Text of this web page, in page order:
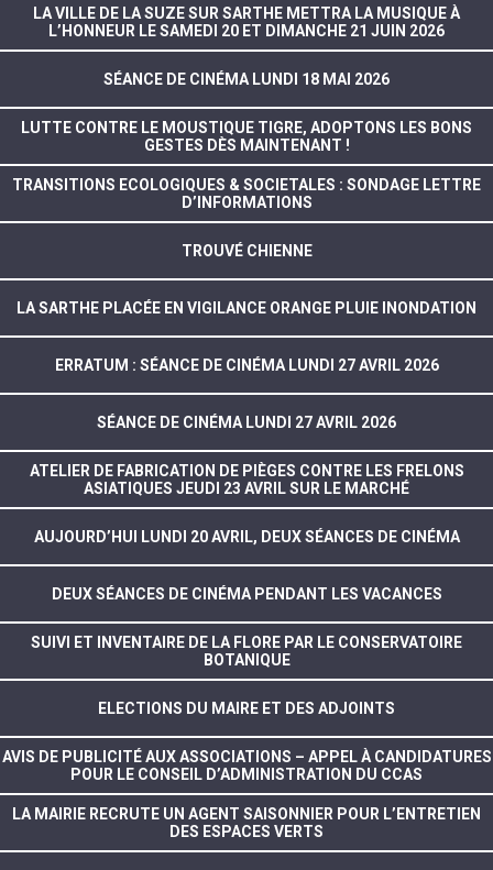
LA VILLE DE LA SUZE SUR SARTHE METTRA LA MUSIQUE À
L’HONNEUR LE SAMEDI 20 ET DIMANCHE 21 JUIN 2026
SÉANCE DE CINÉMA LUNDI 18 MAI 2026
LUTTE CONTRE LE MOUSTIQUE TIGRE, ADOPTONS LES BONS
GESTES DÈS MAINTENANT !
TRANSITIONS ECOLOGIQUES & SOCIETALES : SONDAGE LETTRE
D’INFORMATIONS
TROUVÉ CHIENNE
LA SARTHE PLACÉE EN VIGILANCE ORANGE PLUIE INONDATION
ERRATUM : SÉANCE DE CINÉMA LUNDI 27 AVRIL 2026
SÉANCE DE CINÉMA LUNDI 27 AVRIL 2026
ATELIER DE FABRICATION DE PIÈGES CONTRE LES FRELONS
ASIATIQUES JEUDI 23 AVRIL SUR LE MARCHÉ
AUJOURD’HUI LUNDI 20 AVRIL, DEUX SÉANCES DE CINÉMA
DEUX SÉANCES DE CINÉMA PENDANT LES VACANCES
SUIVI ET INVENTAIRE DE LA FLORE PAR LE CONSERVATOIRE
BOTANIQUE
ELECTIONS DU MAIRE ET DES ADJOINTS
AVIS DE PUBLICITÉ AUX ASSOCIATIONS – APPEL À CANDIDATURES
POUR LE CONSEIL D’ADMINISTRATION DU CCAS
LA MAIRIE RECRUTE UN AGENT SAISONNIER POUR L’ENTRETIEN
DES ESPACES VERTS